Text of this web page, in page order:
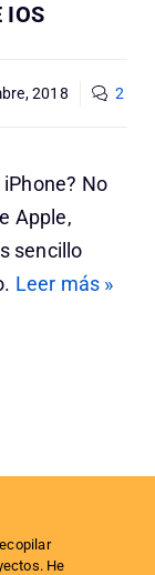
IOS
2018 2
No
Apple,
sencillo
Leer más »
He